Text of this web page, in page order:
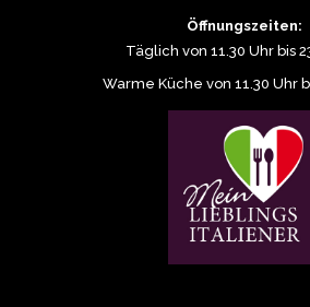
Öffnungszeiten:
Täglich von 11.30 Uhr bis
Warme Küche von 11.30 Uhr